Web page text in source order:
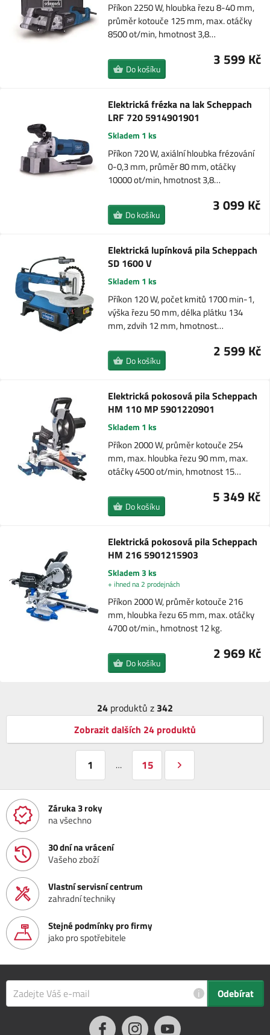
Příkon 2250 W, hloubka řezu 8-40 mm,
průměr kotouče 125 mm, max. otáčky
8500 ot/min, hmotnost 3,8…
3 599 Kč
Do košíku
Elektrická frézka na lak Scheppach
LRF 720 5914901901
Skladem 1 ks
Příkon 720 W, axiální hloubka frézování
0-0,3 mm, průměr 80 mm, otáčky
10000 ot/min, hmotnost 3,8…
3 099 Kč
Do košíku
Elektrická lupínková pila Scheppach
SD 1600 V
Skladem 1 ks
Příkon 120 W, počet kmitů 1700 min-1,
výška řezu 50 mm, délka plátku 134
mm, zdvih 12 mm, hmotnost…
2 599 Kč
Do košíku
Elektrická pokosová pila Scheppach
HM 110 MP 5901220901
Skladem 1 ks
Příkon 2000 W, průměr kotouče 254
mm, max. hloubka řezu 90 mm, max.
otáčky 4500 ot/min, hmotnost 15…
5 349 Kč
Do košíku
Elektrická pokosová pila Scheppach
HM 216 5901215903
Skladem 3 ks
+ ihned na 2 prodejnách
Příkon 2000 W, průměr kotouče 216
mm, hloubka řezu 65 mm, max. otáčky
4700 ot/min., hmotnost 12 kg.
2 969 Kč
Do košíku
24 produktů z 342
Zobrazit dalších 24 produktů
1 … 15
Záruka 3 roky
na všechno
30 dní na vrácení
Vašeho zboží
Vlastní servisní centrum
zahradní techniky
Stejné podmínky pro firmy
jako pro spotřebitele
i Odebírat